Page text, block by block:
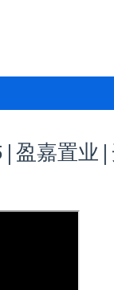
盈嘉置业